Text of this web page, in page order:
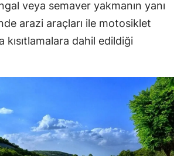
Malatya
Manisa
Muş
veya semaver yakmanın yanı
arazi araçları ile motosiklet
kısıtlamalara dahil edildiği